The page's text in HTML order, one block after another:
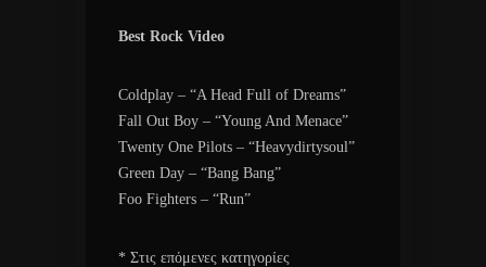
Best Rock Video
Coldplay – “A Head Full of Dreams”
Fall Out Boy – “Young And Menace”
Twenty One Pilots – “Heavydirtysoul”
Green Day – “Bang Bang”
Foo Fighters – “Run”
* Στις επόμενες κατηγορίες